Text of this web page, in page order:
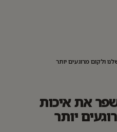
ולקום מרוגעים יותר
את איכות
יותר